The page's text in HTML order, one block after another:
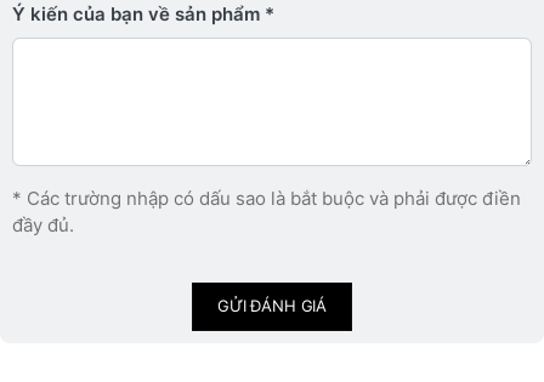
Ý kiến ​​của bạn về sản phẩm
* Các trường nhập có dấu sao là bắt buộc và phải được điền
đầy đủ.
GỬI ĐÁNH GIÁ